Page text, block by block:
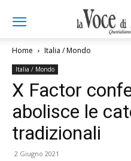
Home Italia / Mondo
Italia / Mondo
X Factor
abolisce le
tradizionali
2 Giugno 2021